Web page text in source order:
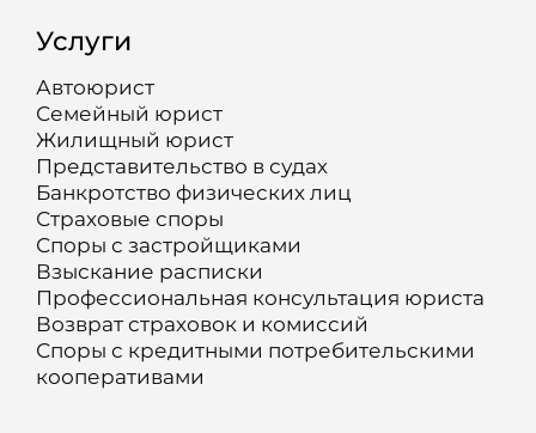
Услуги
Автоюрист
Семейный юрист
Жилищный юрист
Представительство в судах
Банкротство физических лиц
Страховые споры
Споры с застройщиками
Взыскание расписки
Профессиональная консультация юриста
Возврат страховок и комиссий
Споры с кредитными потребительскими
кооперативами